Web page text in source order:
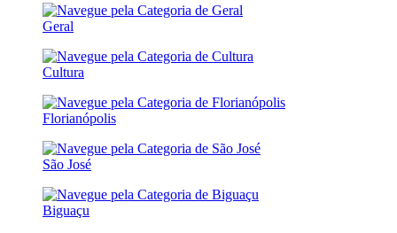
Geral
Cultura
Florianópolis
São José
Biguaçu